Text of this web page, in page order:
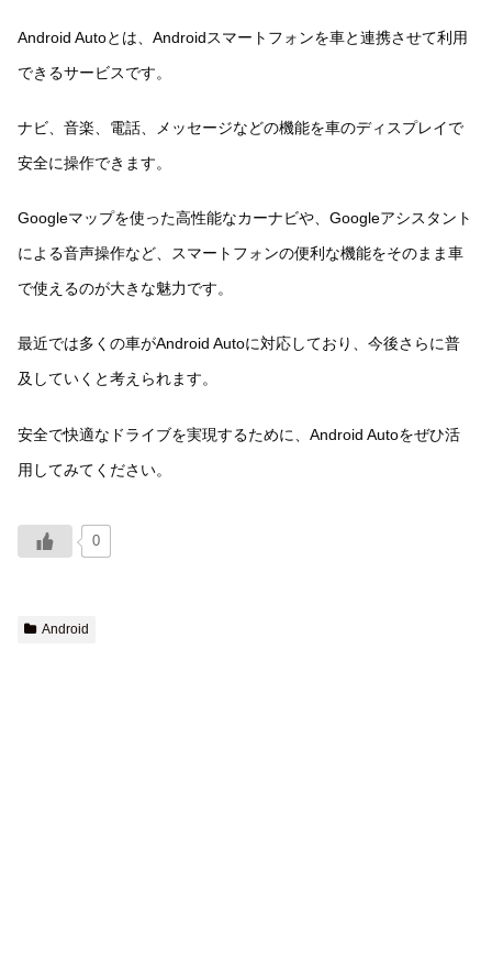
Android Autoとは、Androidスマートフォンを車と連携させて利用
できるサービスです。
ナビ、音楽、電話、メッセージなどの機能を車のディスプレイで
安全に操作できます。
Googleマップを使った高性能なカーナビや、Googleアシスタント
による音声操作など、スマートフォンの便利な機能をそのまま車
で使えるのが大きな魅力です。
最近では多くの車がAndroid Autoに対応しており、今後さらに普
及していくと考えられます。
安全で快適なドライブを実現するために、Android Autoをぜひ活
用してみてください。
0
Android